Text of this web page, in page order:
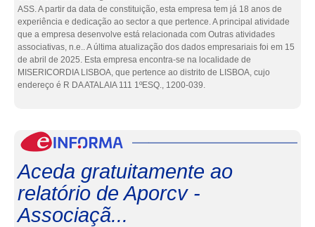
ASS. A partir da data de constituição, esta empresa tem já 18 anos de
experiência e dedicação ao sector a que pertence. A principal atividade
que a empresa desenvolve está relacionada com Outras atividades
associativas, n.e.. A última atualização dos dados empresariais foi em 15
de abril de 2025. Esta empresa encontra-se na localidade de
MISERICORDIA LISBOA, que pertence ao distrito de LISBOA, cujo
endereço é R DA ATALAIA 111 1ºESQ., 1200-039.
Aceda gratuitamente ao
relatório de Aporcv -
Associaçã...